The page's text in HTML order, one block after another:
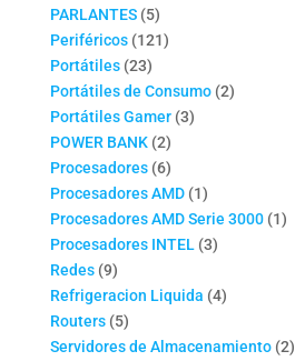
PARLANTES 55
productos
Periféricos 121121
Portátiles 2323
productos
Portátiles de Consumo 22
Portátiles Gamer 33
POWER BANK 22
productos
Procesadores 66
productos
Procesadores AMD 11
producto
Procesadores AMD Serie 3000 11
Procesadores INTEL 33
Redes 99
productos
Refrigeracion Liquida 44
Routers 55
productos
Servidores de Almacenamiento 22